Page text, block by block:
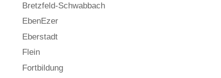
Bretzfeld-Schwabbach
EbenEzer
Eberstadt
Flein
Fortbildung